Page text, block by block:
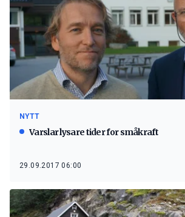
NYTT
Varslar lysare tider for småkraft
29.09.2017 06:00